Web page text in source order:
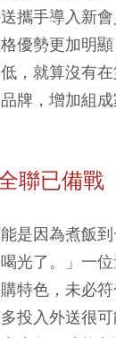
攜手導入新
優勢更加明
，就算沒有在
牌，增加組
聯已備戰
是因為煮飯
光了。」一
特色，未必
投入外送很